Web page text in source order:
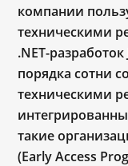
компании
техническими
.NET-
порядка сотни
техническими
такие
(Early Access